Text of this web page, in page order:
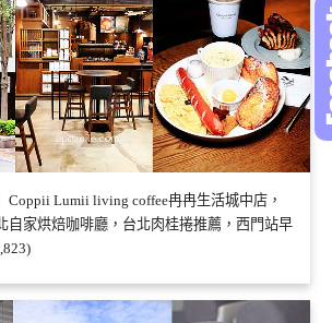
Coppii Lumii living coffee冉冉生活城中店，
自家烘焙咖啡廳，台北肉桂捲推薦，西門站早